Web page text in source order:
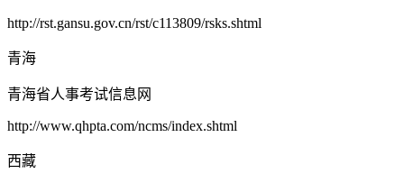
http://rst.gansu.gov.cn/rst/c113809/rsks.shtml
青海
青海省人事考试信息网
http://www.qhpta.com/ncms/index.shtml
西藏